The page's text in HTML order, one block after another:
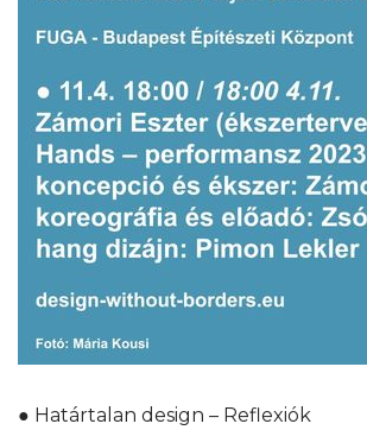
● Határtalan design – Reflexiók